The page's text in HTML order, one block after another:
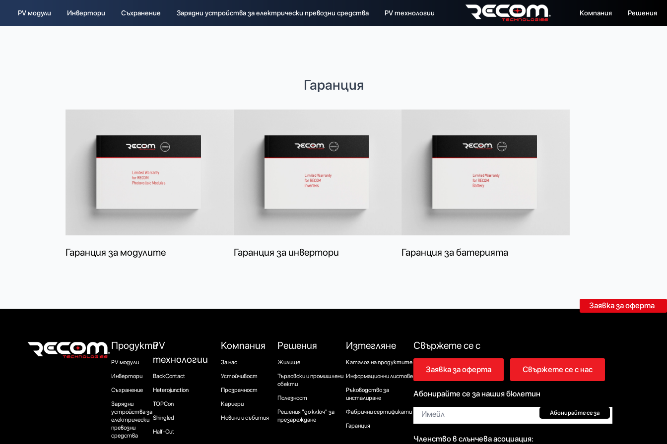
Заявка за оферта
PV модули Инвертори Съхранение Зарядни устройства за електрически превозни средства PV технологии Компания Решения
Гаранция
Гаранция за модулите Гаранция за инвертори Гаранция за батерията
Продукти
PV модули
Инвертори
Съхранение
Зарядни
устройства за
електрически
превозни
средства
PV
технологии
BackContact
Heterojunction
TOPCon
Shingled
Half-Cut
Компания
За нас
Устойчивост
Прозрачност
Кариери
Новини и събития
Решения
Жилище
Търговски и промишлени
обекти
Полезност
Решения "до ключ" за
презареждане
Изтегляне
Каталог на продуктите
Информационни листове
Ръководство за
инсталиране
Фабрични сертификати
Гаранция
Свържете се с
Заявка за оферта Свържете се с нас
Абонирайте се за нашия бюлетин
Имейл*
Абонирайте се за
Членство в слънчева асоциация: